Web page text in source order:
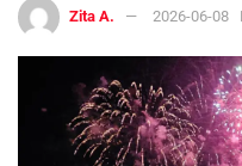
Zita A. 2026-06-08